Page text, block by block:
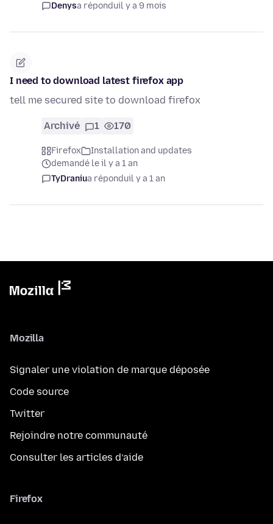
Denysa réponduil y a 9 mois
I need to download latest firefox app
tell me secured site to download firefox
Archivé 1 170
Firefox
Installation and updates
demandé le il y a 1 an
TyDraniua réponduil y a 1 an
Mozilla
Signaler une violation de marque déposée
Code source
Twitter
Rejoindre notre communauté
Consulter les articles d’aide
Firefox